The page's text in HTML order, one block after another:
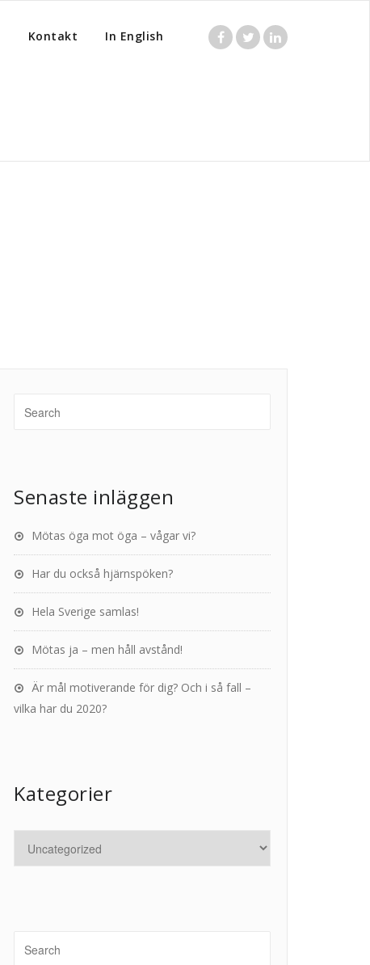
Kontakt In English
Senaste inläggen
Mötas öga mot öga – vågar vi?
Har du också hjärnspöken?
Hela Sverige samlas!
Mötas ja – men håll avstånd!
Är mål motiverande för dig? Och i så fall –
vilka har du 2020?
Kategorier